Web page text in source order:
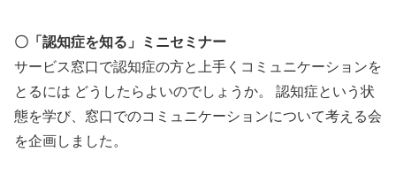
〇「認知症を知る」ミニセミナー
サービス窓口で認知症の方と上手くコミュニケーションを
とるには どうしたらよいのでしょうか。 認知症という状
態を学び、窓口でのコミュニケーションについて考える会
を企画しました。